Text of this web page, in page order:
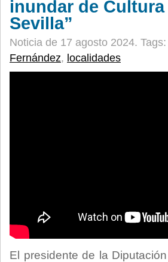
inundar de
Sevilla”
Noticia de 17 agosto 2024. Tags:
Fernández, localidades
El presidente de la